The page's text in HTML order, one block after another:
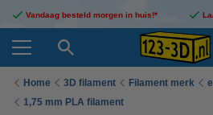
Vandaag besteld morgen in huis!*
Home 3D filament Filament merk
1,75 mm PLA filament